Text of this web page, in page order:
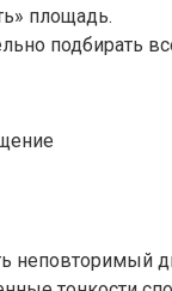
площадь.
подбирать